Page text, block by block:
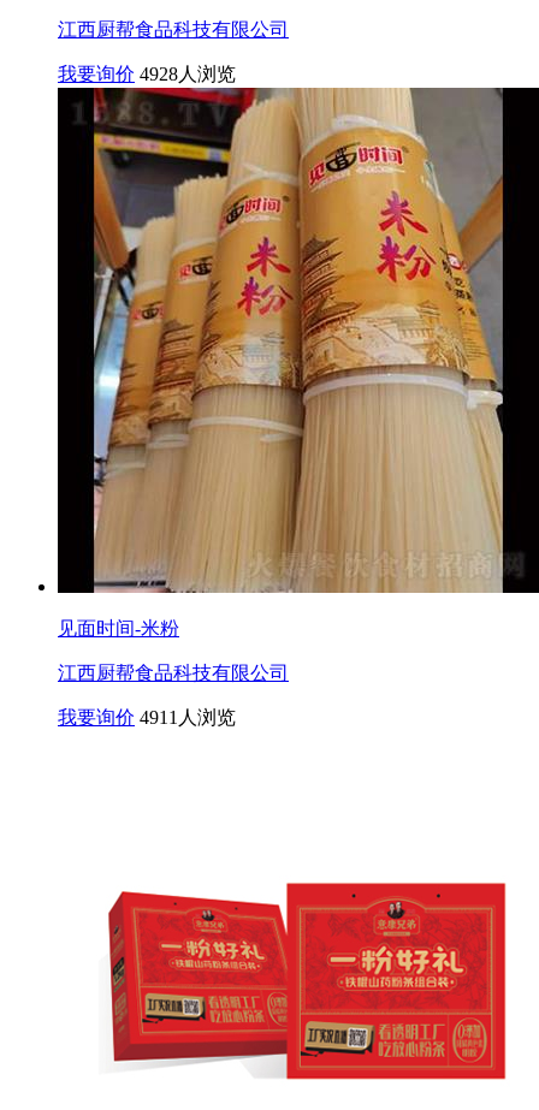
江西厨帮食品科技有限公司
我要询价 4928人浏览
见面时间-米粉
江西厨帮食品科技有限公司
我要询价 4911人浏览